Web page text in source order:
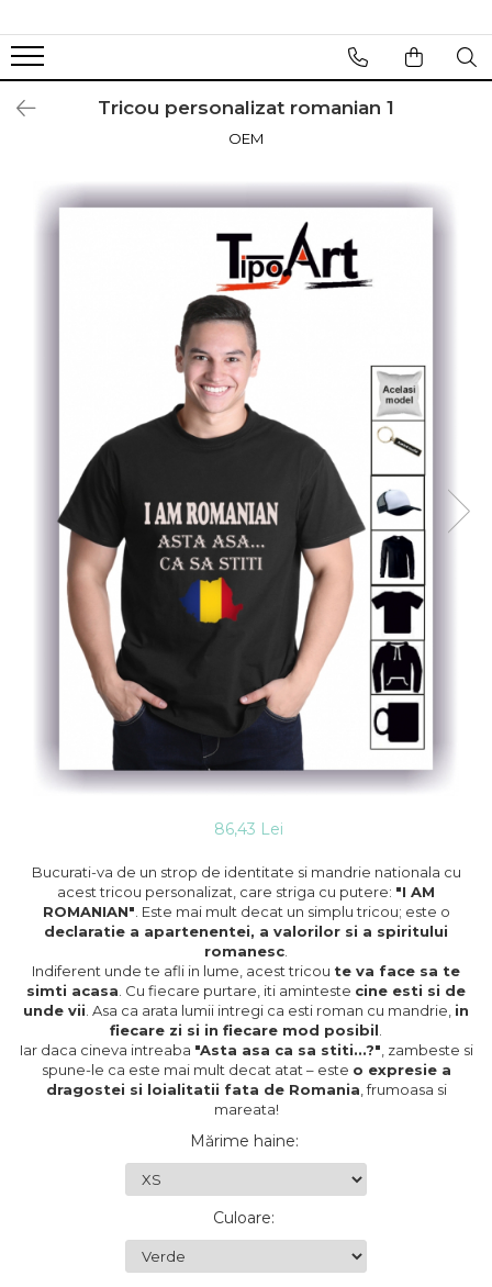
Tricou personalizat romanian 1
OEM
86,43 Lei
Bucurati-va de un strop de identitate si mandrie nationala cu
acest tricou personalizat, care striga cu putere: "I AM
ROMANIAN" . Este mai mult decat un simplu tricou; este o
declaratie a apartenentei, a valorilor si a spiritului
romanesc
Indiferent unde te afli in lume, acest tricou te va face sa te
simti acasa . Cu fiecare purtare, iti aminteste cine esti si de
unde vii . Asa ca arata lumii intregi ca esti roman cu mandrie, in
fiecare zi si in fiecare mod posibil
Iar daca cineva intreaba "Asta asa ca sa stiti...?" , zambeste si
spune-le ca este mai mult decat atat – este o expresie a
dragostei si loialitatii fata de Romania , frumoasa si
mareata!
Mărime haine:
Culoare: